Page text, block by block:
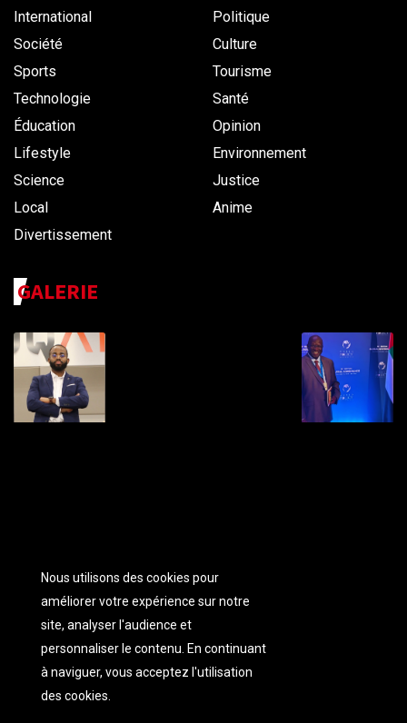
International
Politique
Société
Culture
Sports
Tourisme
Technologie
Santé
Éducation
Opinion
Lifestyle
Environnement
Science
Justice
Local
Anime
Divertissement
GALERIE
Nous utilisons des cookies pour
améliorer votre expérience sur notre
site, analyser l'audience et
personnaliser le contenu. En continuant
à naviguer, vous acceptez l'utilisation
des cookies.